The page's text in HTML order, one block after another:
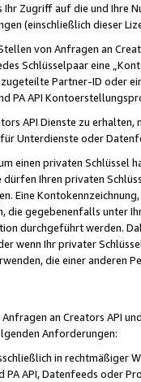
Zugriff auf die und Ihre
(einschließlich dieser
von Anfragen an
Schlüsselpaar eine
Partner-ID oder
PA API
API Dienste zu
Unterdienste oder
einen privaten
dürfen Ihren privaten
Eine
gegebenenfalls unter
durchgeführt werden.
wenn Ihr privater
die einer anderen
Anfragen an Creators API
Anforderungen:
in rechtmäßiger
PA API, Datenfeeds oder